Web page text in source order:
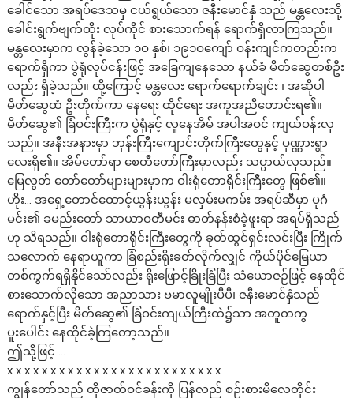
ခေါင်သော အရပ်ဒေသမှ ငယ်ရွယ်သော ဇနီးမောင်နှံ သည် မန္တလေးသို့
ခေါင်းရွက်ဗျက်ထိုး လုပ်ကိုင် စားသောက်ရန် ရောက်ရှိလာကြသည်။
မန္တလေးမှာက လွန်ခဲ့သော ၁ဝ နှစ်၊ ၁၉၁ဝကျော် ဝန်းကျင်ကတည်းက
ရောက်ရှိကာ ပွဲရုံလုပ်ငန်းဖြင့် အခြေကျနေသော နယ်ခံ မိတ်ဆွေတစ်ဦး
လည်း ရှိခဲ့သည်။ ထို့ကြောင့် မန္တလေး ရောက်ရောက်ချင်း ၊ အဆိုပါ
မိတ်ဆွေထံ ဦးတိုက်ကာ နေရေး ထိုင်ရေး အကူအညီတောင်းရ၏။
မိတ်ဆွေ၏ ခြံဝင်းကြီးက ပွဲရုံနှင့် လူနေအိမ် အပါအဝင် ကျယ်ဝန်းလှ
သည်။ အနီးအနားမှာ ဘုန်းကြီးကျောင်းတိုက်ကြီးတွေနှင့် ပုဏ္ဏားရွာ
လေးရှိ၏။ အိမ်တော်ရာ စေတီတော်ကြီးမှာလည်း သပ္ပာယ်လှသည်။
မြေလွတ် တော်တော်များများမှာက ဝါးရုံတောရိုင်းကြီးတွေ ဖြစ်၏။
ဟိုး… အရှေ့တောင်ထောင့်ယွန်းယွန်း မလှမ်းမကမ်း အရပ်ဆီမှာ ပုဂံ
မင်း၏ ခမည်းတော် သာယာဝတီမင်း ဓာတ်နန်းစံခဲ့ဖူးရာ အရပ်ရှိသည်
ဟု သိရသည်။ ဝါးရုံတောရိုင်းကြီးတွေကို ခုတ်ထွင်ရှင်းလင်းပြီး ကြိုက်
သလောက် နေရာယူကာ ခြံစည်းရိုးခတ်လိုက်လျှင် ကိုယ်ပိုင်မြေယာ
တစ်ကွက်ရရှိနိုင်သော်လည်း ရိုးဖြောင့်ခြိုးခြံပြီး သံယောဇဉ်ဖြင့် နေထိုင်
စားသောက်လိုသော အညာသား ဗမာလူမျိုးပီပီ၊ ဇနီးမောင်နှံသည်
ရောက်နှင့်ပြီး မိတ်ဆွေ၏ ခြံဝင်းကျယ်ကြီးထဲ၌သာ အတူတကွ
ပူးပေါင်း နေထိုင်ခဲ့ကြတော့သည်။
ဤသို့ဖြင့် …
x x x x x x x x x x x x x x x x x x x x x x x x x
ကျွန်တော်သည် ထိုဇာတ်ဝင်ခန်းကို ပြန်လည် စဉ်းစားမိလေတိုင်း